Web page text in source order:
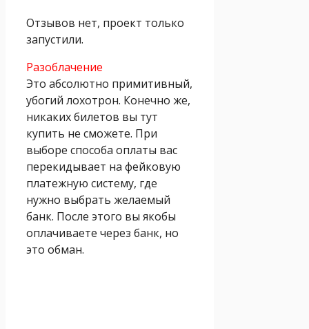
Отзывов нет, проект только
запустили.
Разоблачение
Это абсолютно примитивный,
убогий лохотрон. Конечно же,
никаких билетов вы тут
купить не сможете. При
выборе способа оплаты вас
перекидывает на фейковую
платежную систему, где
нужно выбрать желаемый
банк. После этого вы якобы
оплачиваете через банк, но
это обман.